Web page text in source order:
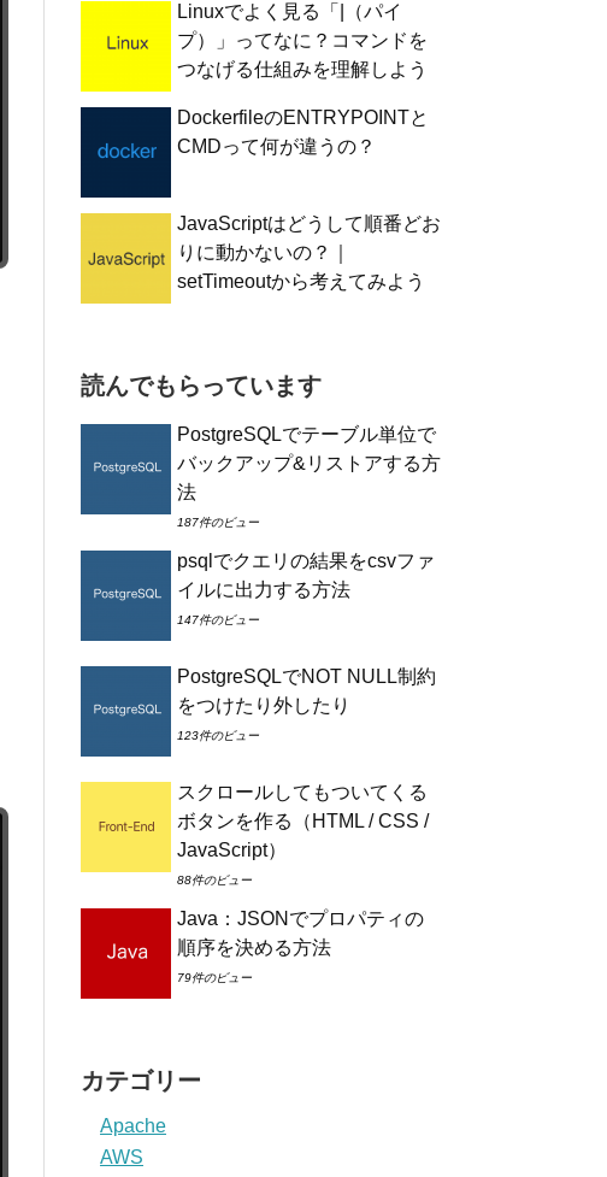
Linuxでよく見る「|（パイ
プ）」ってなに？コマンドを
つなげる仕組みを理解しよう
DockerfileのENTRYPOINTと
CMDって何が違うの？
JavaScriptはどうして順番どお
りに動かないの？｜
setTimeoutから考えてみよう
読んでもらっています
PostgreSQLでテーブル単位で
バックアップ&リストアする方
法
187件のビュー
psqlでクエリの結果をcsvファ
イルに出力する方法
147件のビュー
PostgreSQLでNOT NULL制約
をつけたり外したり
123件のビュー
スクロールしてもついてくる
ボタンを作る（HTML / CSS /
JavaScript）
88件のビュー
Java：JSONでプロパティの
順序を決める方法
79件のビュー
カテゴリー
Apache
AWS